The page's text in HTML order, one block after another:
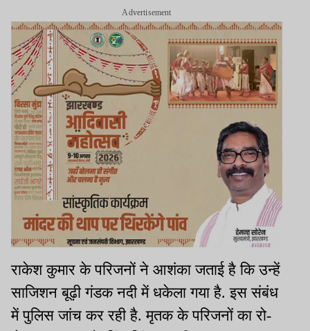
Advertisement
राकेश कुमार के परिजनों ने आशंका जताई है कि उन्हें
साजिशन बूढ़ी गंडक नदी में धकेला गया है. इस संबंध
में पुलिस जांच कर रही है. मृतक के परिजनों का रो-